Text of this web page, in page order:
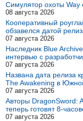
Симулятор охоты Way
08 августа 2026
Кооперативный
обзавелся датой
07 августа 2026
Наследник Blue
интервью с
07 августа 2026
Названа дата релиза
The Awakening в
07 августа 2026
Авторы DragonSword:
теперь готовят 8-
07 августа 2026